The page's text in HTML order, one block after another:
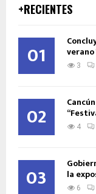
+RECIENTES
01 verano
3
02 4
03 la
6